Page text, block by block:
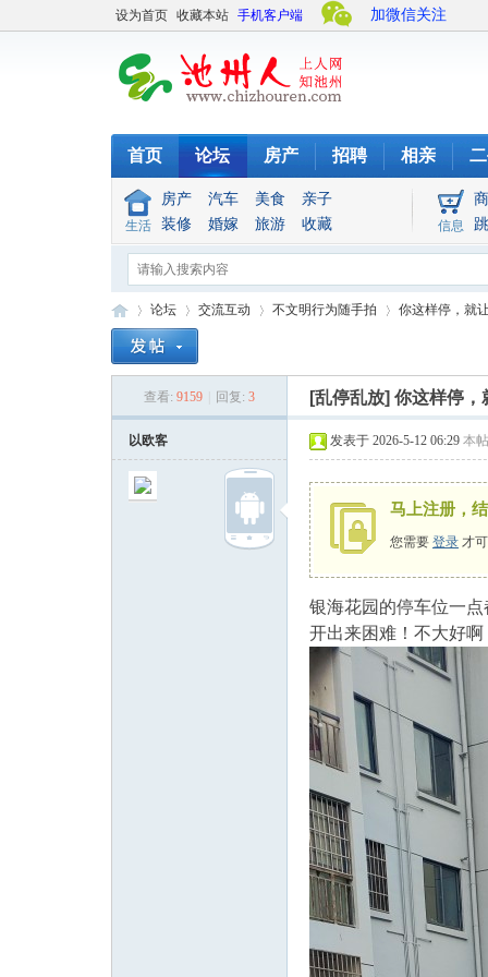
设为首页 收藏本站 手机客户端
首页 论坛 房产 招聘 相亲
生活
房产 汽车 美食
亲子
装修
婚嫁 旅游 收藏 信息
加微信关注
论坛
›
交流互动
›
不文明行为随手拍
›
你这样停，就
查看: 9159 回复: 3 [乱停乱放] 你这样停，
以欧客 发表于 2026-5-12 06:29 本
马上注册，
您需要 登录 才
银海花园的停车位一
开出来困难！不大好啊